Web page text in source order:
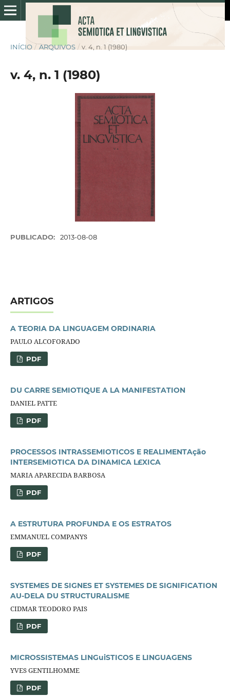
INÍCIO / ARQUIVOS / v. 4, n. 1 (1980)
v. 4, n. 1 (1980)
PUBLICADO: 2013-08-08
ARTIGOS
A TEORIA DA LINGUAGEM ORDINARIA
PAULO ALCOFORADO
PDF
DU CARRE SEMIOTIQUE A LA MANIFESTATION
DANIEL PATTE
PDF
PROCESSOS INTRASSEMIOTICOS E REALIMENTAção
INTERSEMIOTICA DA DINAMICA L£XICA
MARIA APARECIDA BARBOSA
PDF
A ESTRUTURA PROFUNDA E OS ESTRATOS
EMMANUEL COMPANYS
PDF
SYSTEMES DE SIGNES ET SYSTEMES DE SIGNIFICATION
AU-DELA DU STRUCTURALISME
CIDMAR TEODORO PAIS
PDF
MICROSSISTEMAS LINGuiSTICOS E LINGUAGENS
YVES GENTILHOMME
PDF